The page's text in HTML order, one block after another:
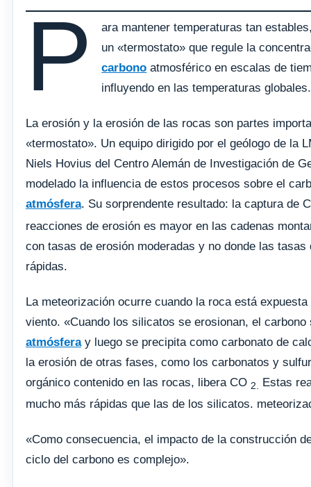
P
ara mantener temperaturas tan
un «termostato» que regule la
carbono atmosférico en escalas de
influyendo en las temperaturas globales.
La erosión y la erosión de las rocas son partes
«termostato». Un equipo dirigido por el geólogo de la
Niels Hovius del Centro Alemán de Investigación de
modelado la influencia de estos procesos sobre el
atmósfera. Su sorprendente resultado: la captura de
reacciones de erosión es mayor en las cadenas
con tasas de erosión moderadas y no donde las tasas
rápidas.
La meteorización ocurre cuando la roca está
viento. «Cuando los silicatos se erosionan, el carbono
atmósferay luego se precipita como carbonato de
la erosión de otras fases, como los carbonatos y
orgánico contenido en las rocas, libera CO 2.
Estas
mucho más rápidas que las de los silicatos.
«Como consecuencia, el impacto de la construcción
ciclo del carbono es complejo».